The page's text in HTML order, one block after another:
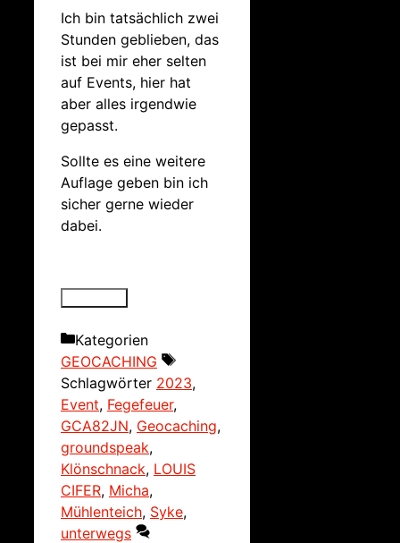
Ich bin tatsächlich zwei
Stunden geblieben, das
ist bei mir eher selten
auf Events, hier hat
aber alles irgendwie
gepasst.
Sollte es eine weitere
Auflage geben bin ich
sicher gerne wieder
dabei.
Kategorien
GEOCACHING
Schlagwörter 2023,
Event, Fegefeuer,
GCA82JN, Geocaching,
groundspeak,
Klönschnack, LOUIS
CIFER, Micha,
Mühlenteich, Syke,
unterwegs